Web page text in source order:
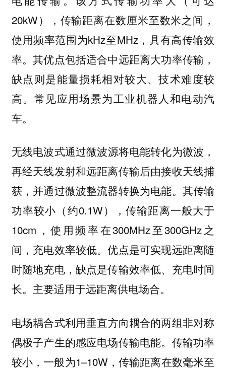
20kW），传输距离在数厘米至数米之间，
使用频率范围为kHz至MHz，具有高传输效
率。其优点包括适合中远距离大功率传输，
缺点则是能量损耗相对较大、技术难度较
高。 常见应用场景为工业机器人和电动汽
车。
无线电波式通过微波源将电能转化为微波，
再经天线发射和远距离传输后由接收天线捕
获，并通过微波整流器转换为电能。其传输
功率较小（约0.1W），传输距离一般大于
10cm，使用频率在300MHz至300GHz之
间，充电效率较低。优点是可实现远距离随
时随地充电，缺点是传输效率低、充电时间
长。 主要适用于远距离供电场合。
电场耦合式利用垂直方向耦合的两组非对称
偶极子产生的感应电场传输电能。传输功率
较小，一般为1–10W，传输距离在数毫米至